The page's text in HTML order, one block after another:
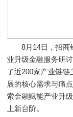
8月14日，招商银
业升级金融服务研
了近200家产业链
展的核心需求与痛
索金融赋能产业升
上新台阶。